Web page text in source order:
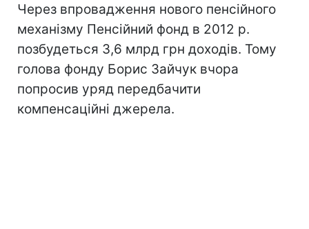
Через впровадження нового пенсійного
механізму Пенсійний фонд в 2012 р.
позбудеться 3,6 млрд грн доходів. Тому
голова фонду Борис Зайчук вчора
попросив уряд передбачити
компенсаційні джерела.